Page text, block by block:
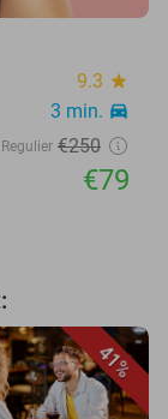
9.3 star
3 min. directions_car
Regulier €250
€79
41%